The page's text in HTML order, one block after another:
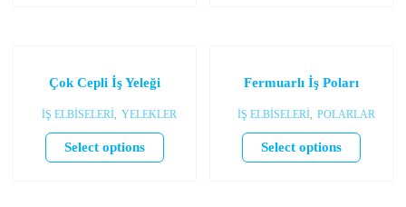
Çok Cepli İş Yeleği
İŞ ELBİSELERİ, YELEKLER
Select options
Fermuarlı İş Poları
İŞ ELBİSELERİ, POLARLAR
Select options